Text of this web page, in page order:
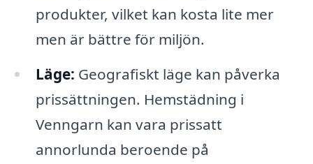
produkter, vilket kan kosta lite mer
men är bättre för miljön.
Läge: Geografiskt läge kan påverka
prissättningen. Hemstädning i
Venngarn kan vara prissatt
annorlunda beroende på